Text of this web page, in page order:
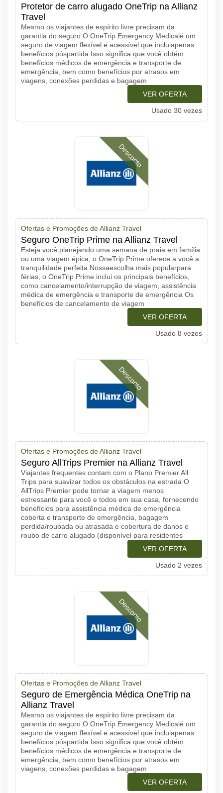
Protetor de carro alugado OneTrip na Allianz
Travel
Mesmo os viajantes de espírito livre precisam da
garantia do seguro O OneTrip Emergency Medicalé um
seguro de viagem flexível e acessível que incluiapenas
benefícios póspartida Isso significa que você obtém
benefícios médicos de emergência e transporte de
emergência, bem como benefícios por atrasos em
viagens, conexões perdidas e bagagem
VER OFERTA
Usado 30 vezes
Desconto
Ofertas e Promoções de Allianz Travel
Seguro OneTrip Prime na Allianz Travel
Esteja você planejando uma semana de praia em família
ou uma viagem épica, o OneTrip Prime oferece a você a
tranquilidade perfeita Nossaescolha mais popularpara
férias, o OneTrip Prime inclui os principais benefícios,
como cancelamento/interrupção de viagem, assistência
médica de emergência e transporte de emergência Os
benefícios de cancelamento de viagem
VER OFERTA
Usado 8 vezes
Desconto
Ofertas e Promoções de Allianz Travel
Seguro AllTrips Premier na Allianz Travel
Viajantes frequentes contam com o Plano Premier All
Trips para suavizar todos os obstáculos na estrada O
AllTrips Premier pode tornar a viagem menos
estressante para você e todos em sua casa, fornecendo
benefícios para assistência médica de emergência
coberta e transporte de emergência, bagagem
perdida/roubada ou atrasada e cobertura de danos e
roubo de carro alugado (disponível para residentes
VER OFERTA
Usado 2 vezes
Desconto
Ofertas e Promoções de Allianz Travel
Seguro de Emergência Médica OneTrip na
Allianz Travel
Mesmo os viajantes de espírito livre precisam da
garantia do seguro O OneTrip Emergency Medicalé um
seguro de viagem flexível e acessível que incluiapenas
benefícios póspartida Isso significa que você obtém
benefícios médicos de emergência e transporte de
emergência, bem como benefícios por atrasos em
viagens, conexões perdidas e bagagem
VER OFERTA